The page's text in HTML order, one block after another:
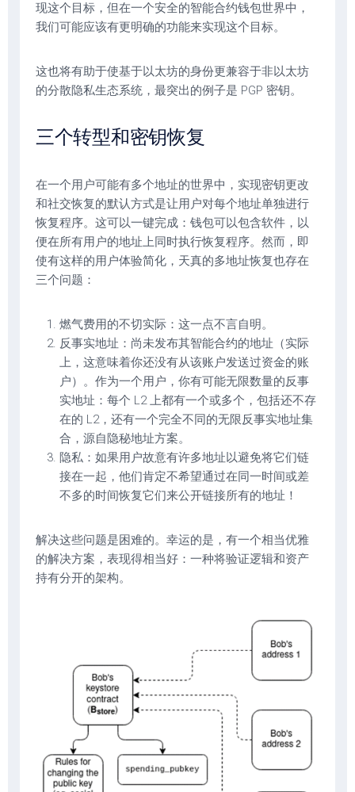
现这个目标，但在一个安全的智能合约钱包世界中，
我们可能应该有更明确的功能来实现这个目标。
这也将有助于使基于以太坊的身份更兼容于非以太坊
的分散隐私生态系统，最突出的例子是 PGP 密钥。
三个转型和密钥恢复
在一个用户可能有多个地址的世界中，实现密钥更改
和社交恢复的默认方式是让用户对每个地址单独进行
恢复程序。这可以一键完成：钱包可以包含软件，以
便在所有用户的地址上同时执行恢复程序。然而，即
使有这样的用户体验简化，天真的多地址恢复也存在
三个问题：
燃气费用的不切实际：这一点不言自明。
反事实地址：尚未发布其智能合约的地址（实际
上，这意味着你还没有从该账户发送过资金的账
户）。作为一个用户，你有可能无限数量的反事
实地址：每个 L2 上都有一个或多个，包括还不存
在的 L2，还有一个完全不同的无限反事实地址集
合，源自隐秘地址方案。
隐私：如果用户故意有许多地址以避免将它们链
接在一起，他们肯定不希望通过在同一时间或差
不多的时间恢复它们来公开链接所有的地址！
解决这些问题是困难的。幸运的是，有一个相当优雅
的解决方案，表现得相当好：一种将验证逻辑和资产
持有分开的架构。